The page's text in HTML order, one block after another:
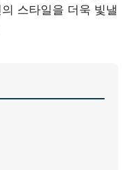
스타일을 더욱 빛낼